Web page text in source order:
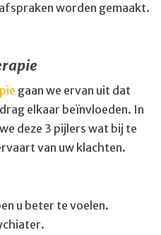
worden gemaakt.
gaan we ervan uit dat
elkaar beïnvloeden. In
deze 3 pijlers wat bij te
van uw klachten.
u beter te voelen.